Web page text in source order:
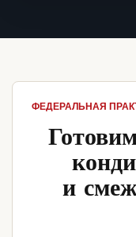
ФЕДЕРАЛЬНАЯ
и